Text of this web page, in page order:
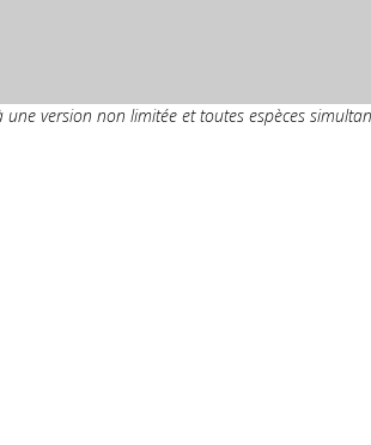
version non limitée et toutes espèces